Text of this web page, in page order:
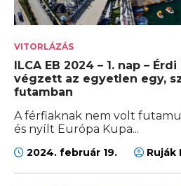
VITORLÁZÁS
ILCA EB 2024 – 1. nap –
végzett az egyetlen egy,
futamban
A férfiaknak nem volt
és nyílt Európa Kupa...
2024. február 19. Ruják